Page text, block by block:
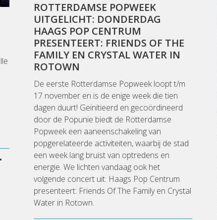
•
ROTTERDAMSE POPWEEK
UITGELICHT: DONDERDAG
HAAGS POP CENTRUM
PRESENTEERT: FRIENDS OF THE
FAMILY EN CRYSTAL WATER IN
ROTOWN
De eerste Rotterdamse Popweek loopt t/m
17 november en is de enige week die tien
dagen duurt! Geïnitieerd en gecoördineerd
door de Popunie biedt de Rotterdamse
Popweek een aaneenschakeling van
popgerelateerde activiteiten, waarbij de stad
een week lang bruist van optredens en
energie. We lichten vandaag ook het
volgende concert uit: Haags Pop Centrum
presenteert: Friends Of The Family en Crystal
Water in Rotown.